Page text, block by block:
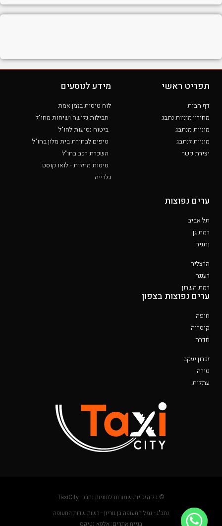
תפריט ראשי
דף הבית
מחירון מוניות נתבג
מוניות מנתבג
מוניות לנתבג
יצירת קשר
מידע לנוסעים
לוח טיסות בזמן אמת
חבילות גלישה ושיחות מחו"ל
ביטוח נסיעות לחו"ל
טיפים לבחירת בית מלון בחו"ל
השכרת רכב בחו"ל
טיסות מוזלות - לואו קוסט
גלרייה
ערים נפוצות
תל אביב
רמת גן
נתניה
הרצליה
רעננה
רמת השרון
ערים נפוצות בצפון
חיפה
קיסריה
חדרה
זכרון יעקב
טירה
עתלית
© כל הזכויות שמורות למוניות נתבג - TaxiCity
נתב"ג - נמל התעופה בן גוריון - רשות שדות התעופה
בניית אתרים: אלפא נטיקס